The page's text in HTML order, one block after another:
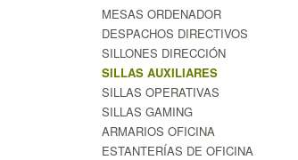
MESAS ORDENADOR
DESPACHOS DIRECTIVOS
SILLONES DIRECCIÓN
SILLAS AUXILIARES
SILLAS OPERATIVAS
SILLAS GAMING
ARMARIOS OFICINA
ESTANTERÍAS DE OFICINA